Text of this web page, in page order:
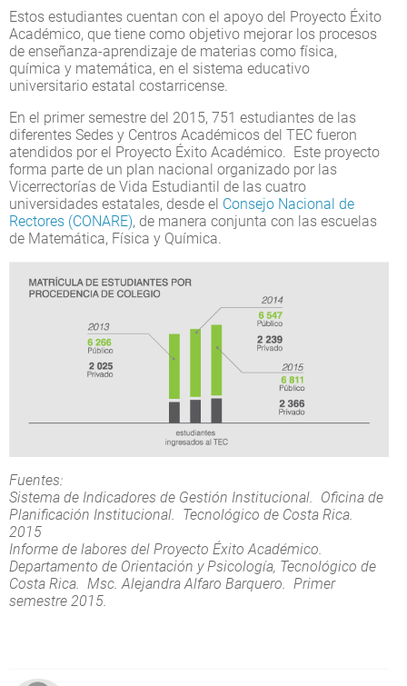
Estos estudiantes cuentan con el apoyo del Proyecto Éxito
Académico, que tiene como objetivo mejorar los procesos
de enseñanza-aprendizaje de materias como física,
química y matemática, en el sistema educativo
universitario estatal costarricense.
En el primer semestre del 2015, 751 estudiantes de las
diferentes Sedes y Centros Académicos del TEC fueron
atendidos por el Proyecto Éxito Académico. Este proyecto
forma parte de un plan nacional organizado por las
Vicerrectorías de Vida Estudiantil de las cuatro
universidades estatales, desde el Consejo Nacional de
Rectores (CONARE), de manera conjunta con las escuelas
de Matemática, Física y Química.
Fuentes:
Sistema de Indicadores de Gestión Institucional. Oficina de
Planificación Institucional. Tecnológico de Costa Rica.
2015
Informe de labores del Proyecto Éxito Académico.
Departamento de Orientación y Psicología, Tecnológico de
Costa Rica. Msc. Alejandra Alfaro Barquero. Primer
semestre 2015.